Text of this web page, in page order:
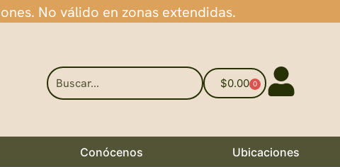
No válido en zonas extendidas.
$0.00 0
Conócenos
Ubicaciones